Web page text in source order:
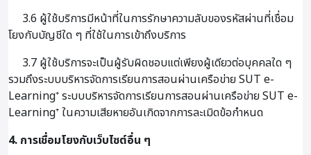
3.6 ผู้ใช้บริการมีหน้าที่ในการรักษาความลับของรหัสผ่านที่เชื่อม
โยงกับบัญชีใด ๆ ที่ใช้ในการเข้าถึงบริการ
3.7 ผู้ใช้บริการจะเป็นผู้รับผิดชอบแต่เพียงผู้เดียวต่อบุคคลใด ๆ
รวมถึงระบบบริหารจัดการเรียนการสอนผ่านเครือข่าย SUT e-
Learning⁺ ระบบบริหารจัดการเรียนการสอนผ่านเครือข่าย SUT e-
Learning⁺ ในความเสียหายอันเกิดจากการละเมิดข้อกำหนด
4. การเชื่อมโยงกับเว็บไซต์อื่น ๆ